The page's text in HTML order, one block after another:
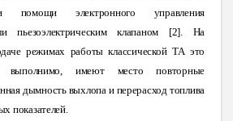
помощи электронного управления
пьезоэлектрическим клапаном [2]. На
режимах работы классической ТА это
выполнимо, имеют место повторные
дымность выхлопа и перерасход топлива
показателей.